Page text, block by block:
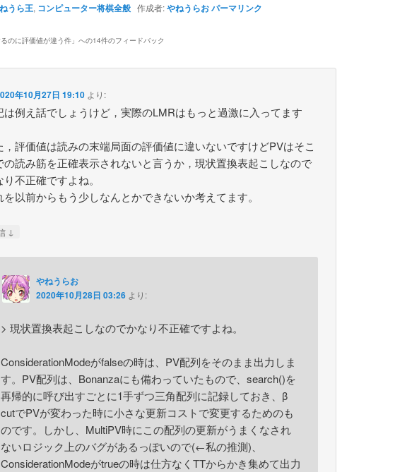
うら王, コンピューター将棋全般 作成者:やねうらおパーマリンク
のに評価値が違う件 」への14件のフィードバック
年10月27日 19:10 より:
は例え話でしょうけど，実際のLMRはもっと過激に入ってます
，評価値は読みの末端局面の評価値に違いないですけどPVはそこ
の読み筋を正確表示されないと言うか，現状置換表起こしなので
り不正確ですよね。
を以前からもう少しなんとかできないか考えてます。
↓
やねうらお
2020年10月28日 03:26 より:
> 現状置換表起こしなのでかなり不正確ですよね。
ConsiderationModeがfalseの時は、PV配列をそのまま出力しま
す。PV配列は、Bonanzaにも備わっていたもので、search()を
再帰的に呼び出すごとに1手ずつ三角配列に記録しておき、β
cutでPVが変わった時に小さな更新コストで変更するためのも
のです。しかし、MultiPV時にこの配列の更新がうまくなされ
ないロジック上のバグがあるっぽいので(←私の推測)、
ConsiderationModeがtrueの時は仕方なくTTからかき集めて出力